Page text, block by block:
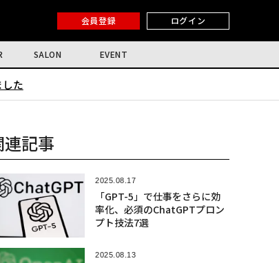
会員登録 ログイン
SALON EVENT
た
連記事
2025.08.17
「GPT-5」で仕事をさらに効
率化、必須のChatGPTプロン
プト技法7選
2025.08.13